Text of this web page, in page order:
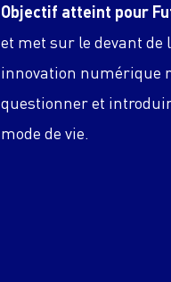
Objectif atteint pour
et met sur le devant de
innovation numérique
questionner et
mode de vie.